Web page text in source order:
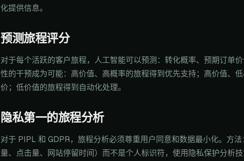
化提供信息。
预测旅程评分
对于每个活跃的客户旅程，人工智能可以预测：转化概率、预期订单
性的干预成为可能：高价值、高概率的旅程得到优先支持；高价值、
价；低价值的旅程得到自动化处理。
隐私第一的旅程分析
对于 PIPL 和 GDPR，旅程分析必须尊重用户同意和数据最小化。方
量、点击量、网站停留时间）而不是个人标识符，使用隐私保护分析